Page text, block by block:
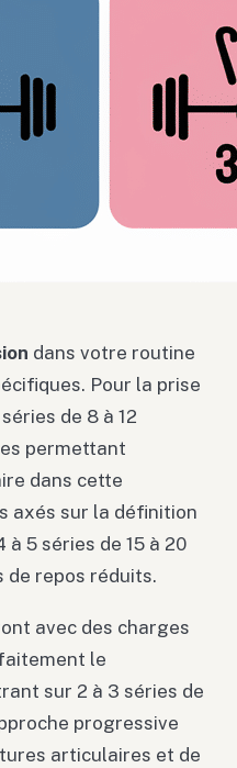
dans votre routine
Pour la prise
de 8 à 12
permettant
dans cette
axés sur la définition
5 séries de 15 à 20
de repos réduits.
avec des charges
le
sur 2 à 3 séries de
progressive
articulaires et de